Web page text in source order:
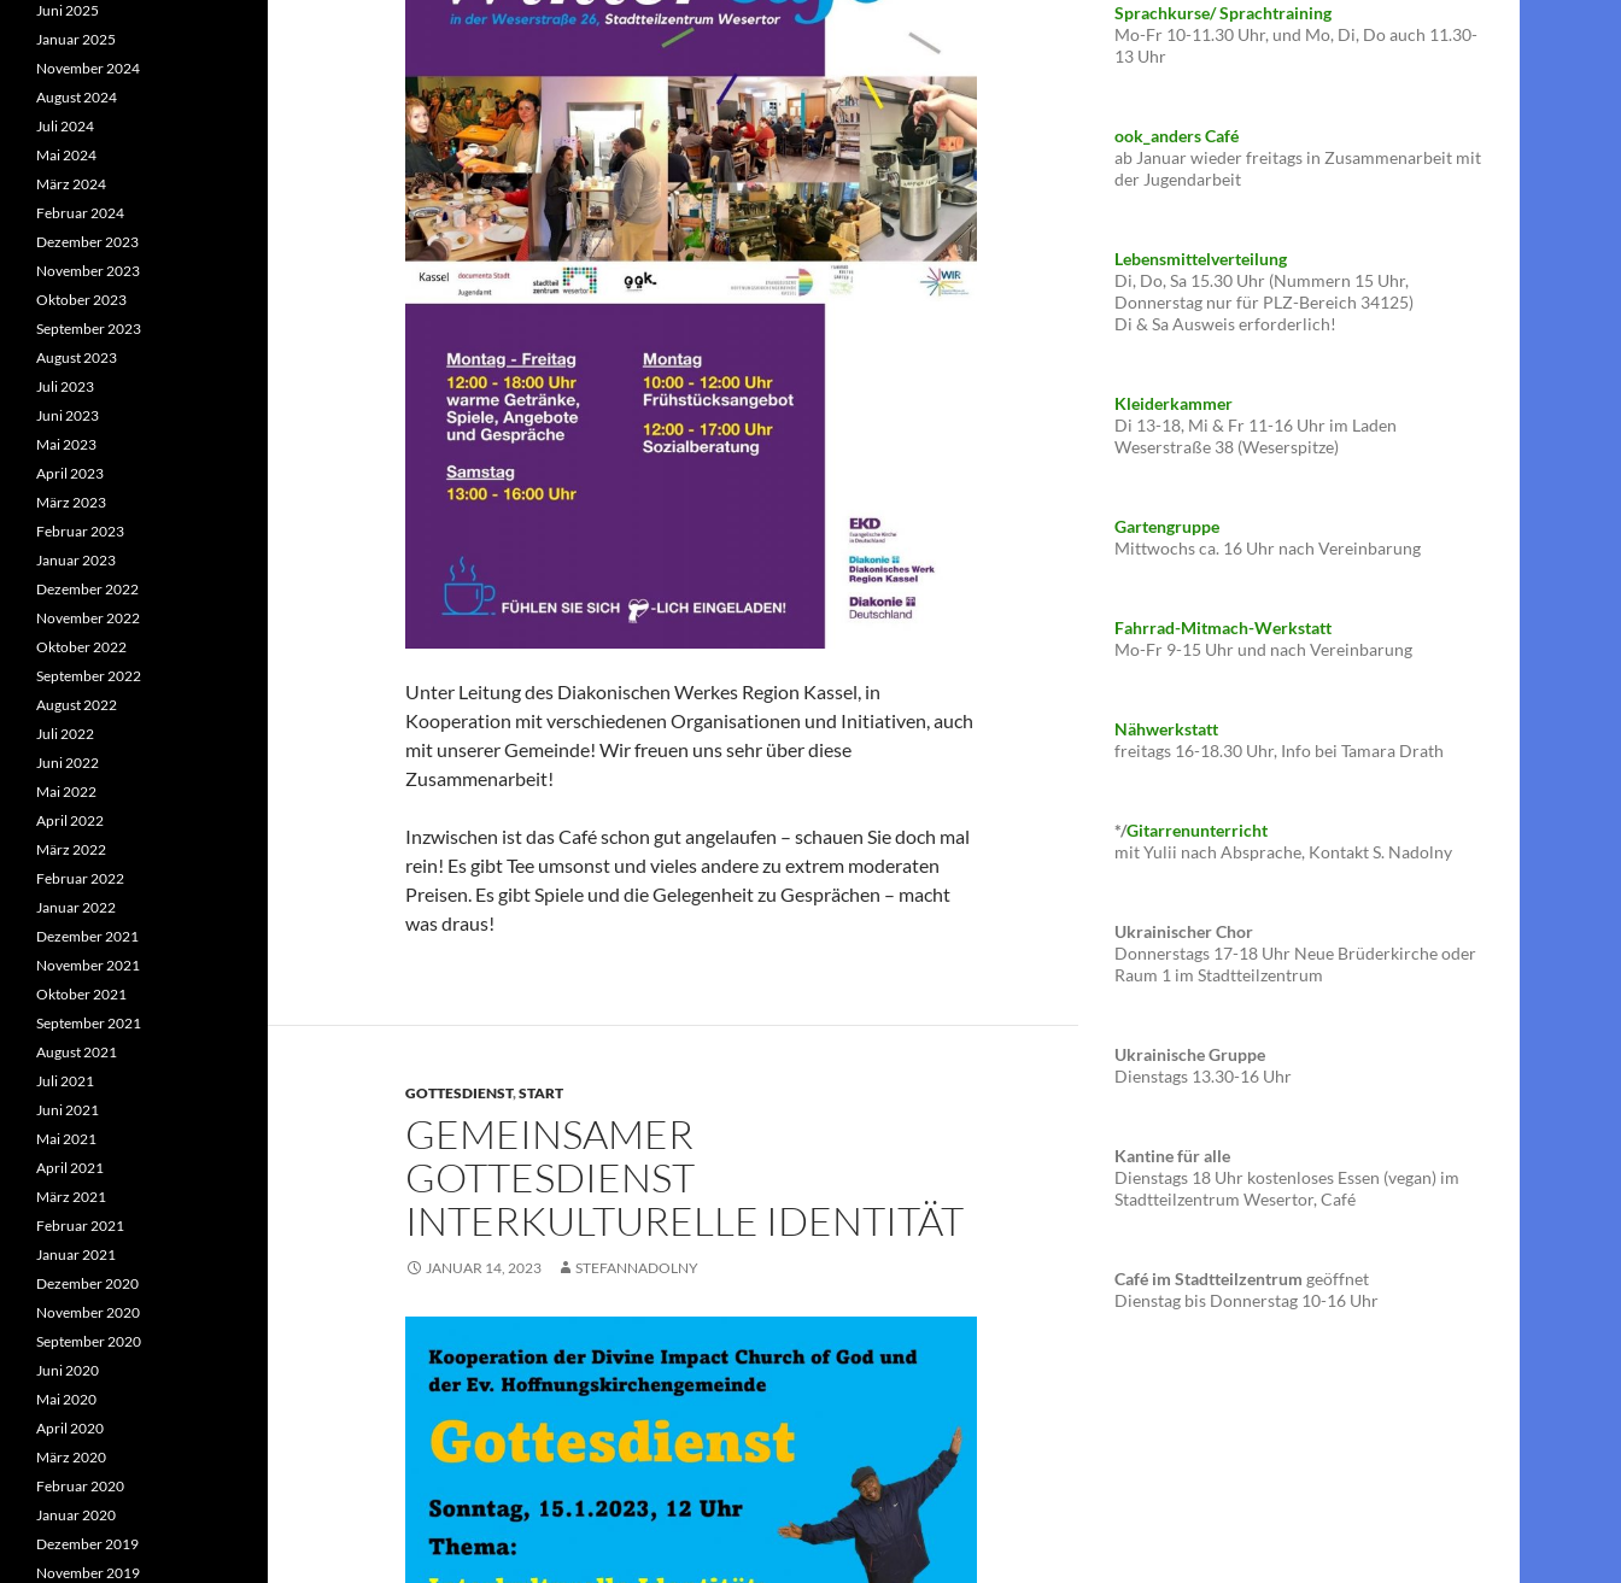
Unter Leitung des Diakonischen Werkes Region Kassel, in
Kooperation mit verschiedenen Organisationen und Initiativen, auch
mit unserer Gemeinde! Wir freuen uns sehr über diese
Zusammenarbeit!
Inzwischen ist das Café schon gut angelaufen – schauen Sie doch mal
rein! Es gibt Tee umsonst und vieles andere zu extrem moderaten
Preisen. Es gibt Spiele und die Gelegenheit zu Gesprächen – macht
was draus!
GOTTESDIENST,START
GEMEINSAMER
GOTTESDIENST
INTERKULTURELLE IDENTITÄT
JANUAR 14, 2023 STEFANNADOLNY
Sprachkurse/ Sprachtraining
Mo-Fr 10-11.30 Uhr, und Mo, Di, Do auch 11.30-
13 Uhr
ook_anders Café
ab Januar wieder freitags in Zusammenarbeit mit
der Jugendarbeit
Lebensmittelverteilung
Di, Do, Sa 15.30 Uhr (Nummern 15 Uhr,
Donnerstag nur für PLZ-Bereich 34125)
Di & Sa Ausweis erforderlich!
Kleiderkammer
Di 13-18, Mi & Fr 11-16 Uhr im Laden
Weserstraße 38 (Weserspitze)
Gartengruppe
Mittwochs ca. 16 Uhr nach Vereinbarung
Fahrrad-Mitmach-Werkstatt
Mo-Fr 9-15 Uhr und nach Vereinbarung
Nähwerkstatt
freitags 16-18.30 Uhr, Info bei Tamara Drath
*/Gitarrenunterricht
mit Yulii nach Absprache, Kontakt S. Nadolny
Ukrainischer Chor
Donnerstags 17-18 Uhr Neue Brüderkirche oder
Raum 1 im Stadtteilzentrum
Ukrainische Gruppe
Dienstags 13.30-16 Uhr
Kantine für alle
Dienstags 18 Uhr kostenloses Essen (vegan) im
Stadtteilzentrum Wesertor, Café
Café im Stadtteilzentrum geöffnet
Dienstag bis Donnerstag 10-16 Uhr
Juni 2025
Januar 2025
November 2024
August 2024
Juli 2024
Mai 2024
März 2024
Februar 2024
Dezember 2023
November 2023
Oktober 2023
September 2023
August 2023
Juli 2023
Juni 2023
Mai 2023
April 2023
März 2023
Februar 2023
Januar 2023
Dezember 2022
November 2022
Oktober 2022
September 2022
August 2022
Juli 2022
Juni 2022
Mai 2022
April 2022
März 2022
Februar 2022
Januar 2022
Dezember 2021
November 2021
Oktober 2021
September 2021
August 2021
Juli 2021
Juni 2021
Mai 2021
April 2021
März 2021
Februar 2021
Januar 2021
Dezember 2020
November 2020
September 2020
Juni 2020
Mai 2020
April 2020
März 2020
Februar 2020
Januar 2020
Dezember 2019
November 2019